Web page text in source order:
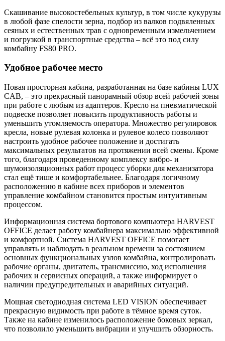
Скашивание высокостебельных культур, в том числе кукурузы
в любой фазе спелости зерна, подбор из валков подвяленных
сеяных и естественных трав с одновременным измельчением
и погрузкой в транспортные средства – всё это под силу
комбайну FS80 PRO.
Удобное рабочее место
Новая просторная кабина, разработанная на базе кабины LUX
CAB, – это прекрасный панорамный обзор всей рабочей зоны
при работе с любым из адаптеров. Кресло на пневматической
подвеске позволяет повысить продуктивность работы и
уменьшить утомляемость оператора. Множество регулировок
кресла, новые рулевая колонка и рулевое колесо позволяют
настроить удобное рабочее положение и достигать
максимальных результатов на протяжении всей смены. Кроме
того, благодаря проведенному комплексу вибро- и
шумоизоляционных работ процесс уборки для механизатора
стал ещё тише и комфортабельнее. Благодаря логичному
расположению в кабине всех приборов и элементов
управление комбайном становится простым интуитивным
процессом.
Информационная система бортового компьютера HARVEST
OFFICE делает работу комбайнера максимально эффективной
и комфортной. Система HARVEST OFFICE помогает
управлять и наблюдать в реальном времени за состоянием
основных функциональных узлов комбайна, контролировать
рабочие органы, двигатель, трансмиссию, ход исполнения
рабочих и сервисных операций, а также информирует о
наличии предупредительных и аварийных ситуаций.
Мощная светодиодная система LED VISION обеспечивает
прекрасную видимость при работе в тёмное время суток.
Также на кабине изменилось расположение боковых зеркал,
что позволило уменьшить вибрации и улучшить обзорность.